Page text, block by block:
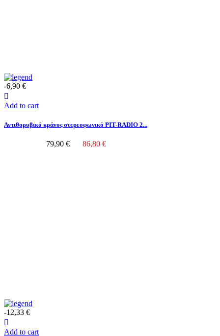
-6,90 €
Add to cart
Αντιθορυβικό κράνος στερεοφωνικό PIT-RADIO 2...
79,90 € 86,80 €
-12,33 €
Add to cart